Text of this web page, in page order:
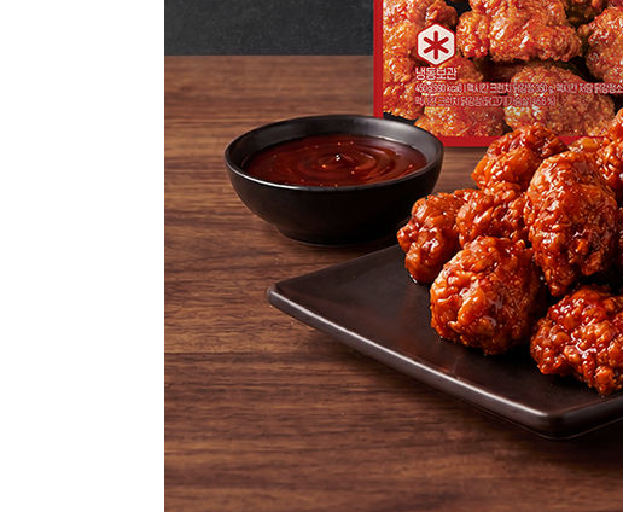
이군이 불법 군시설 건설한 레바논 남부에서 레바논군 3명 폭발로 부상